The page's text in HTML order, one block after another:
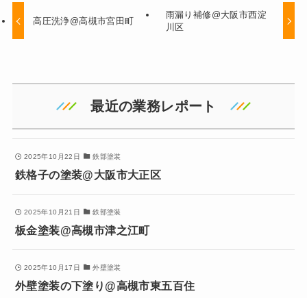
高圧洗浄@高槻市宮田町
雨漏り補修@大阪市西淀
川区
最近の業務レポート
2025年10月22日 鉄部塗装
鉄格子の塗装@大阪市大正区
2025年10月21日 鉄部塗装
板金塗装@高槻市津之江町
2025年10月17日 外壁塗装
外壁塗装の下塗り@高槻市東五百住